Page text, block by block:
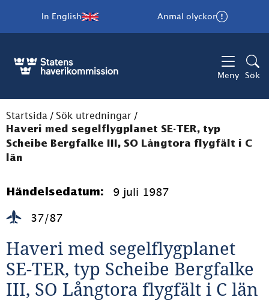
In English Anmäl olyckor
Meny Sök
Startsida / Sök utredningar /
Haveri med segelflygplanet SE-TER, typ
Scheibe Bergfalke III, SO Långtora flygfält i C
län
Händelsedatum: 9 juli 1987
37/87
Haveri med segelflygplanet
SE-TER, typ Scheibe Bergfalke
III, SO Långtora flygfält i C län